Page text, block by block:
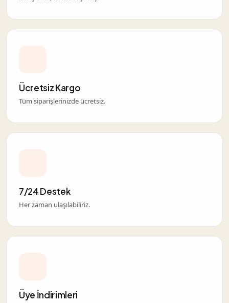
Ücretsiz Kargo
Tüm siparişlerinizde ücretsiz.
7/24 Destek
Her zaman ulaşılabiliriz.
Üye İndirimleri